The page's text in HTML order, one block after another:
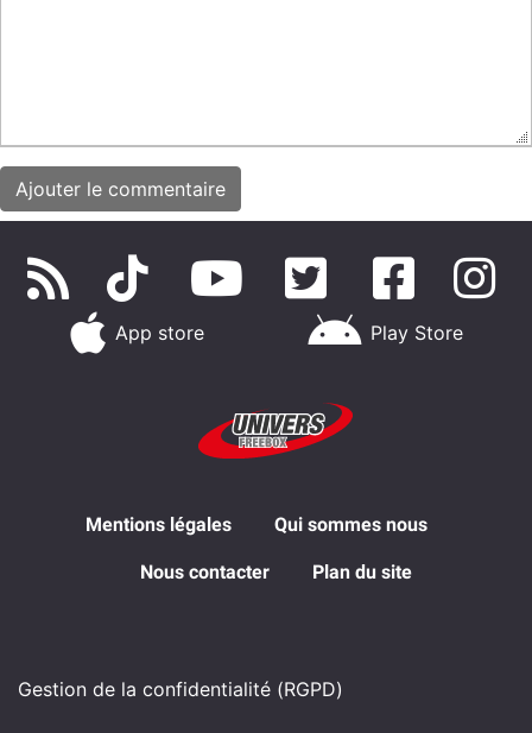
App store Play Store
Mentions légales Qui sommes nous
Nous contacter Plan du site
Gestion de la confidentialité (RGPD)